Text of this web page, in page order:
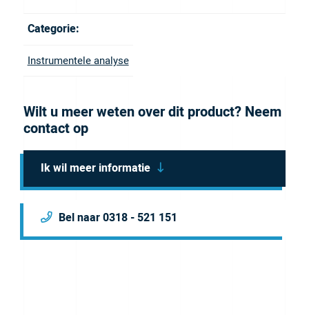
ferrule. This ferrule is also available separately.
Categorie:
Instrumentele analyse
Wilt u meer weten over dit product? Neem
contact op
Ik wil meer informatie
Bel naar 0318 - 521 151